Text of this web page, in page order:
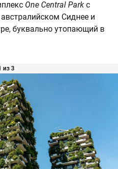
One Central Park с
Сиднее и
буквально утопающий в
из 3